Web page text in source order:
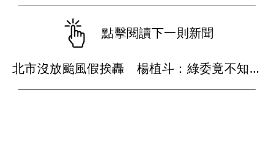
點擊閱讀下一則新聞
北市沒放颱風假挨轟 楊植斗：綠委竟不知道颱風假要有依據